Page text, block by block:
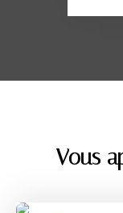
Vous